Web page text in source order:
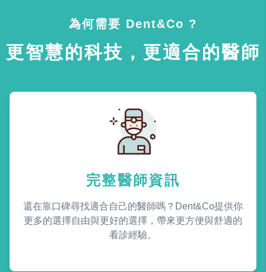
為何需要 Dent&Co ?
更智慧的科技，更適合的醫師
完整醫師資訊
還在靠口碑尋找適合自己的醫師嗎？Dent&Co提供你
更多的選擇自由與更好的選擇，帶來更方便與舒適的
看診經驗。